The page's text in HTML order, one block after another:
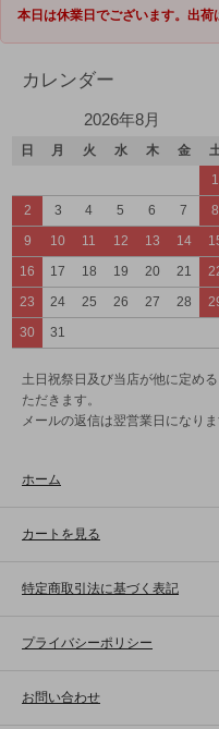
本日は休業日でございます。出荷
カレンダー
2026年8月
日 月 火 水 木 金
1
2
3 4 5 6 7
8
9
10 11 12 13 14
16
17 18 19 20 21
23
24 25 26 27 28
30
31
土日祝祭日及び当店が他に定め
ただきます。
メールの返信は翌営業日になり
ホーム
カートを見る
特定商取引法に基づく表記
プライバシーポリシー
お問い合わせ